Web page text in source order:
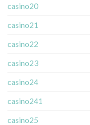
casino20
casino21
casino22
casino23
casino24
casino241
casino25